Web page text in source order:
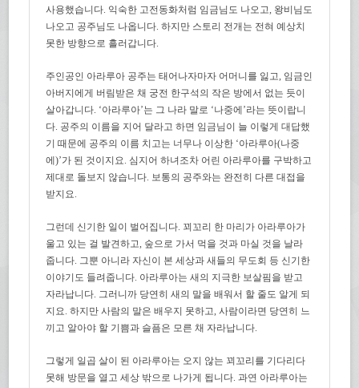
사용했습니다. 익숙한 고전동화처럼 임금님도 나오고, 왕비님도
나오고 공주님도 나옵니다. 하지만 스토리 전개는 전혀 예상치
못한 방향으로 흘러갑니다.
주인공인 아라루아 공주는 태어나자마자 어머니를 잃고, 임금인
아버지에게 버림받은 채 궁전 한구석의 작은 방에서 없는 듯이
살아갑니다. ‘아라루아’는 그 나라 말로 ‘나중에’라는 뜻이랍니
다. 공주의 이름을 지어 달라고 하면 임금님이 늘 이렇게 대답했
기 때문에 공주의 이름 치고는 너무나 이상한 ‘아라루아(나중
에)’가 된 것이지요. 심지어 하녀조차 어린 아라루아를 구박하고
제대로 돌보지 않습니다. 보통의 공주와는 완전히 다른 대접을
받지요.
그런데 신기한 일이 벌어집니다. 꾀꼬리 한 마리가 아라루아가
울고 있는 걸 발견하고, 숲으로 가서 먹을 것과 마실 것을 날라
줍니다. 그뿐 아니라 자신이 본 세상과 새들의 무도회 등 신기한
이야기도 들려줍니다. 아라루아는 새의 지극한 보살핌을 받고
자라납니다. 그러니까 당연히 새의 말을 배워서 할 줄도 알게 되
지요. 하지만 사람의 말은 배우지 못하고, 사람이라면 당연히 느
끼고 알아야 할 기쁨과 슬픔은 모른 채 자라납니다.
그렇게 일곱 살이 된 아라루아는 오지 않는 꾀꼬리를 기다리다
못해 방문을 열고 세상 밖으로 나가게 됩니다. 과연 아라루아는